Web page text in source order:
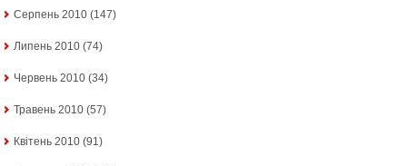
Серпень 2010 (147)
Липень 2010 (74)
Червень 2010 (34)
Травень 2010 (57)
Квітень 2010 (91)